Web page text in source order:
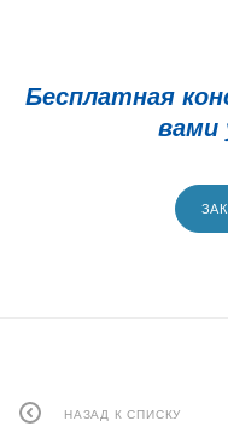
Бесплатная
вами
НАЗАД К СПИСКУ